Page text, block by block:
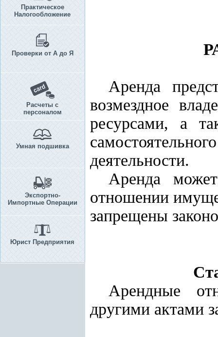
Практическое
Налогообложение
Проверки от А до Я
Расчеты с
персоналом
Умная подшивка
Экспортно-
Импортные Операции
Юрист Предприятия
Аренда
возмездное
ресурсами, а
деятельности.
Аренда
отношении
запрещены
Арендные
другими актами